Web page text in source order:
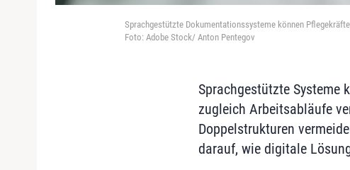
Sprachgestützte Dokumentationssysteme können
Foto: Adobe Stock/ Anton Pentegov
Sprachgestützte Systeme
zugleich Arbeitsabläufe
Doppelstrukturen
darauf, wie digitale